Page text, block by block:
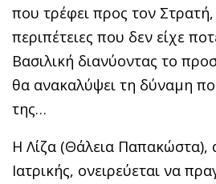
που τρέφει προς τον
περιπέτειες που δεν είχε
Βασιλική διανύοντας το
θα ανακαλύψει τη δύναμη
της…
Η Λίζα (Θάλεια Παπακώστα),
Ιατρικής, ονειρεύεται να